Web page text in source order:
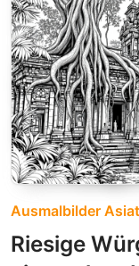
Ausmalbilder
Riesige